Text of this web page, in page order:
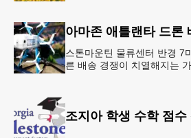
아마존 애틀랜타 드론
스톤마운틴 물류센터 반경 7
른 배송 경쟁이 치열해지는
조지아 학생 수학 점